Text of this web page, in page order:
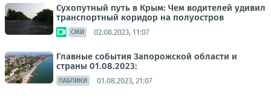
Сухопутный путь в Крым: Чем водителей удивил
транспортный коридор на полуостров
СМИ 02.08.2023, 11:07
Главные события Запорожской области и
страны 01.08.2023:
ПАБЛИКИ 01.08.2023, 21:07